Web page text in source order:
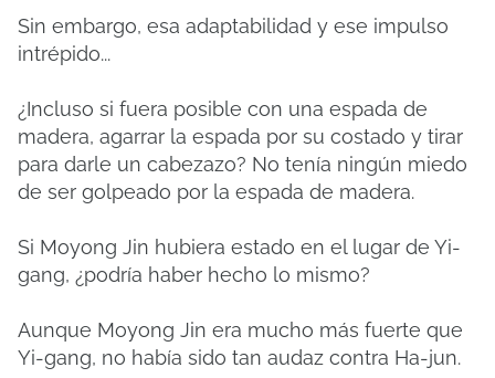
Sin embargo, esa adaptabilidad y ese impulso
intrépido...
¿Incluso si fuera posible con una espada de
madera, agarrar la espada por su costado y tirar
para darle un cabezazo? No tenía ningún miedo
de ser golpeado por la espada de madera.
Si Moyong Jin hubiera estado en el lugar de Yi-
gang, ¿podría haber hecho lo mismo?
Aunque Moyong Jin era mucho más fuerte que
Yi-gang, no había sido tan audaz contra Ha-jun.